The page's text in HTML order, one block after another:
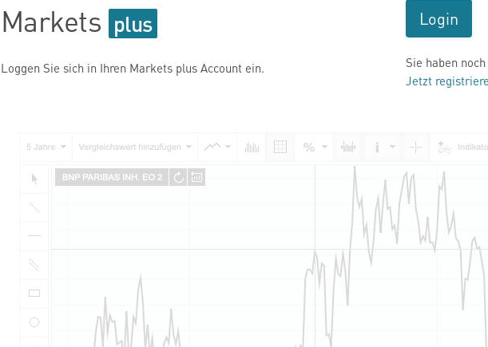
Markets
Loggen Sie sich in Ihren Markets plus Account ein.
Login
Sie haben
Jetzt